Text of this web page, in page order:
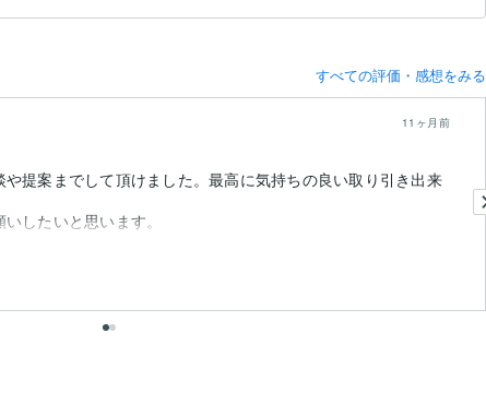
すべての評価・感想をみる
11ヶ月前
提案までして頂けました。最高に気持ちの良い取り引き出来
したいと思います。